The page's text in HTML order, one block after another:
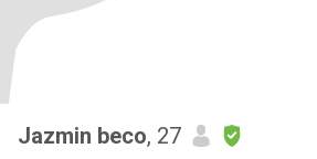
Jazmin beco, 27